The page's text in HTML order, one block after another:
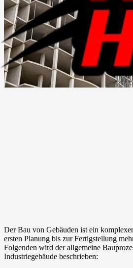
Der Bau von Gebäuden ist ein
ersten Planung bis zur Fertigstellung
Folgenden wird der allgemeine
Industriegebäude beschrieben: